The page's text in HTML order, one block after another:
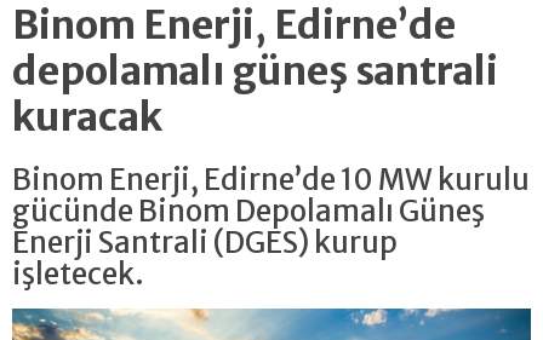
Binom Enerji, Edirne’de
depolamalı güneş santrali
kuracak
Binom Enerji, Edirne’de 10 MW kurulu
gücünde Binom Depolamalı Güneş
Enerji Santrali (DGES) kurup
işletecek.